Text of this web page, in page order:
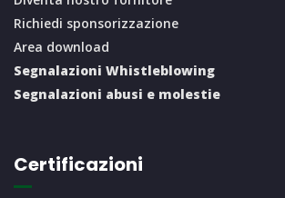
Richiedi sponsorizzazione
Area download
Segnalazioni Whistleblowing
Segnalazioni abusi e molestie
Certificazioni